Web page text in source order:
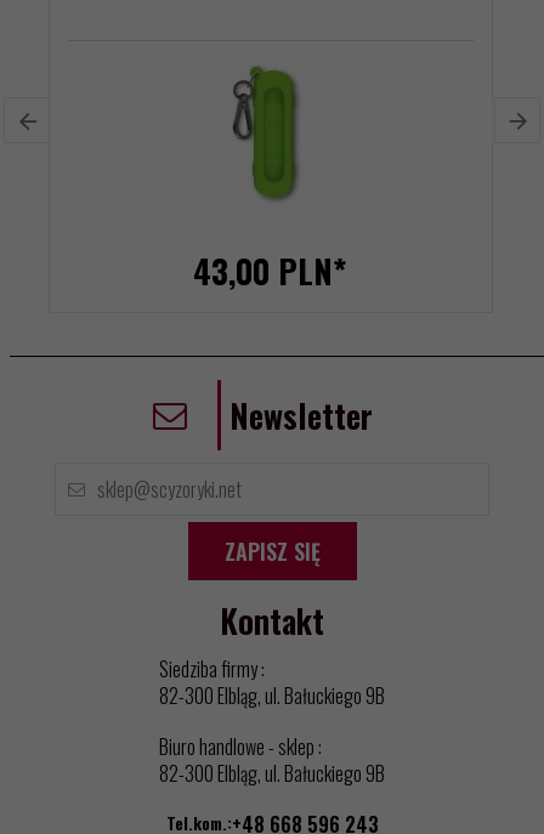
43,00 PLN*
Newsletter
ZAPISZ SIĘ
Kontakt
Siedziba firmy :
82-300 Elbląg, ul. Bałuckiego 9B
Biuro handlowe - sklep :
82-300 Elbląg, ul. Bałuckiego 9B
Tel.kom.:+48 668 596 243